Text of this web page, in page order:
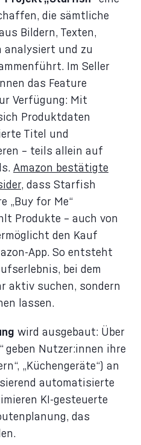
die sämtliche
Bildern, Texten,
analysiert und zu
Im Seller
das Feature
Verfügung: Mit
Produktdaten
Titel und
– teils allein auf
Amazon bestätigte
, dass Starfish
„Buy for Me“
Produkte – auch von
den Kauf
App. So entsteht
bei dem
aktiv suchen, sondern
lassen.
wird ausgebaut: Über
geben Nutzer:innen ihre
„Küchengeräte“) an
automatisierte
KI-gesteuerte
das